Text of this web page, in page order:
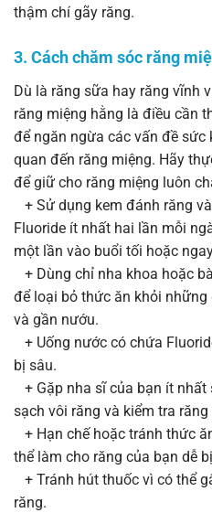
thậm chí gãy răng.
3. Cách chăm sóc răng
Dù là răng sữa hay răng vĩnh
răng miệng hằng là điều cần
để ngăn ngừa các vấn đề sức
quan đến răng miệng. Hãy
để giữ cho răng miệng luôn
+ Sử dụng kem đánh răng
Fluoride ít nhất hai lần mỗi
một lần vào buổi tối hoặc
+ Dùng chỉ nha khoa hoặc
để loại bỏ thức ăn khỏi
và gần nướu.
+ Uống nước có chứa
bị sâu.
+ Gặp nha sĩ của bạn ít
sạch vôi răng và kiểm tra
+ Hạn chế hoặc tránh thức
thể làm cho răng của bạn dễ
+ Tránh hút thuốc vì có thể
răng.